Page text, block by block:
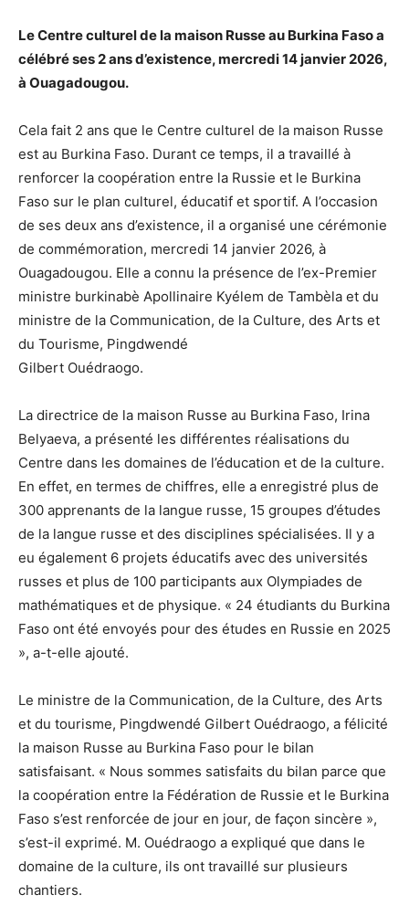
Le Centre culturel de la maison Russe au Burkina Faso a
célébré ses 2 ans d’existence, mercredi 14 janvier 2026,
à Ouagadougou.
Cela fait 2 ans que le Centre culturel de la maison Russe
est au Burkina Faso. Durant ce temps, il a travaillé à
renforcer la coopération entre la Russie et le Burkina
Faso sur le plan culturel, éducatif et sportif. A l’occasion
de ses deux ans d’existence, il a organisé une cérémonie
de commémoration, mercredi 14 janvier 2026, à
Ouagadougou. Elle a connu la présence de l’ex-Premier
ministre burkinabè Apollinaire Kyélem de Tambèla et du
ministre de la Communication, de la Culture, des Arts et
du Tourisme, Pingdwendé
Gilbert Ouédraogo.
La directrice de la maison Russe au Burkina Faso, Irina
Belyaeva, a présenté les différentes réalisations du
Centre dans les domaines de l’éducation et de la culture.
En effet, en termes de chiffres, elle a enregistré plus de
300 apprenants de la langue russe, 15 groupes d’études
de la langue russe et des disciplines spécialisées. Il y a
eu également 6 projets éducatifs avec des universités
russes et plus de 100 participants aux Olympiades de
mathématiques et de physique. « 24 étudiants du Burkina
Faso ont été envoyés pour des études en Russie en 2025
», a-t-elle ajouté.
Le ministre de la Communication, de la Culture, des Arts
et du tourisme, Pingdwendé Gilbert Ouédraogo, a félicité
la maison Russe au Burkina Faso pour le bilan
satisfaisant. « Nous sommes satisfaits du bilan parce que
la coopération entre la Fédération de Russie et le Burkina
Faso s’est renforcée de jour en jour, de façon sincère »,
s’est-il exprimé. M. Ouédraogo a expliqué que dans le
domaine de la culture, ils ont travaillé sur plusieurs
chantiers.